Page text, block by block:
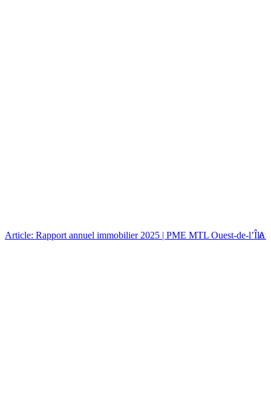
Article: Rapport annuel immobilier 2025 | PME MTL Ouest-de-l’Île